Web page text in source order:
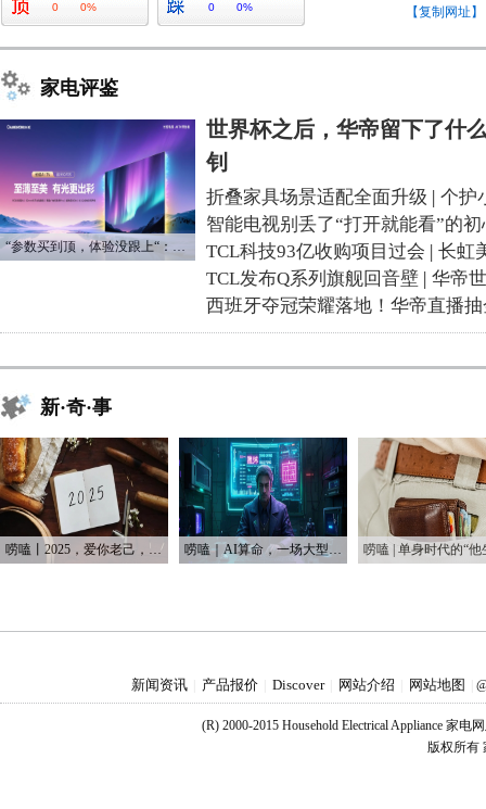
0 0% 0 0% 【复制网址】
家电评鉴
“参数买到顶，体验没跟上“：长虹追光Q70S给高端电视打了个样
世界杯之后，华帝留下了什
钊
折叠家具场景适配全面升级
个护
智能电视别丢了“打开就能看”的初
TCL科技93亿收购项目过会
长虹
TCL发布Q系列旗舰回音壁
华帝
西班牙夺冠荣耀落地！华帝直播
新·奇·事
唠嗑丨2025，爱你老己，明天见 唠嗑｜AI算命，一场大型互联网安慰剂实验
新闻资讯 产品报价 Discover 网站介绍 网站地图
(R) 2000-2015 Household Electrical Appliance 家电
版权所有